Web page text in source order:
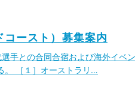
ースト）募集案内
手との合同合宿および海外イベン
。 ［１］オーストラリ…